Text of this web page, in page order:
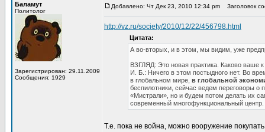
Баламут
Политолог
Зарегистрирован: 29.11.2009
Сообщения: 1929
Добавлено: Чт Дек 23, 2010 12:34 pm Заголовок
http://vz.ru/society/2010/12/22/456798.html
Цитата:
А во-вторых, и в этом, мы видим, уже
ВЗГЛЯД: Это новая практика. Каково ваше
И. Б.: Ничего в этом постыдного нет. Во
в глобальном мире, в глобальной
беспилотники, сейчас ведем переговоры
«Мистрали», но и будем потом делать их
современный многофункциональный
Т.е. пока не война, можно вооружение покупать